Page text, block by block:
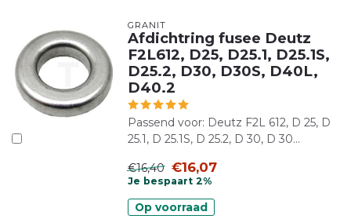
GRANIT
Afdichtring fusee Deutz
F2L612, D25, D25.1, D25.1S,
D25.2, D30, D30S, D40L,
D40.2
Passend voor: Deutz F2L 612, D 25, D
25.1, D 25.1S, D 25.2, D 30, D 30...
€16,40 €16,07
Je bespaart 2%
Op voorraad